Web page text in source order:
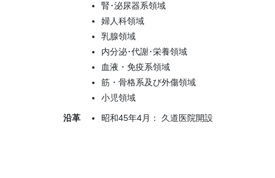
腎･泌尿器系領域
婦人科領域
乳腺領域
内分泌･代謝･栄養領域
血液・免疫系領域
筋・骨格系及び外傷領域
小児領域
沿革 昭和45年4月： 久道医院開設